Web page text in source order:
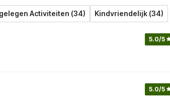
Activiteiten (34) Kindvriendelijk (34)
5.0/5
5.0/5